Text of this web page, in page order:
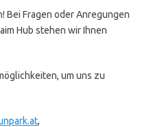
Bei Fragen oder Anregungen
Hub stehen wir Ihnen
um uns zu
,